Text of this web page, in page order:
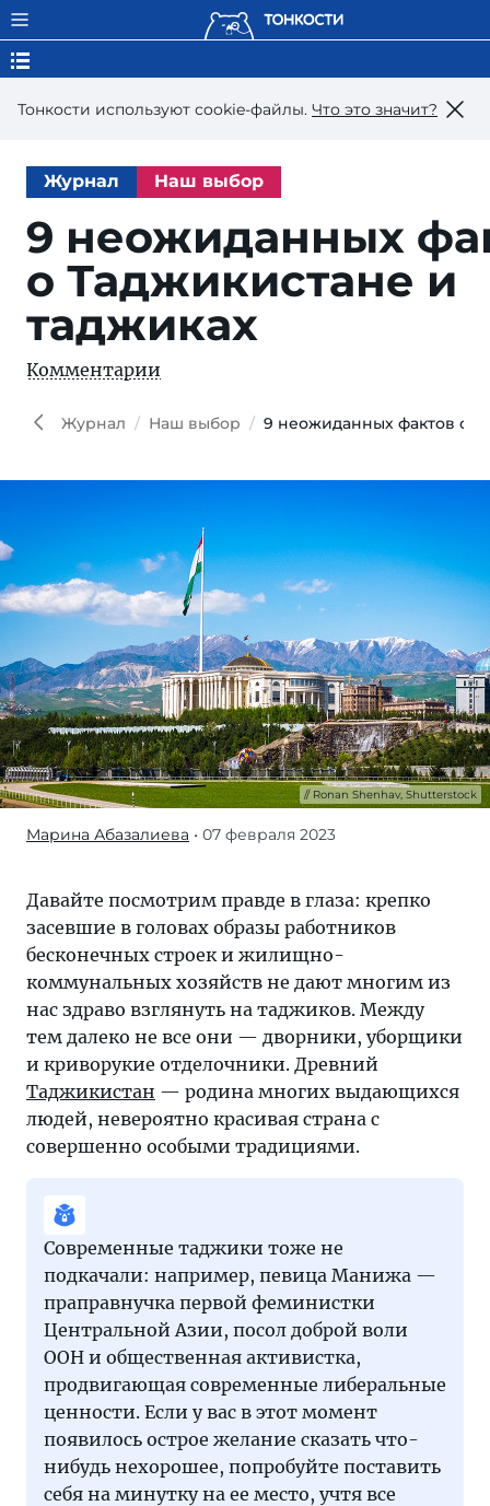
Тонкости используют сookie-файлы. Что это значит?
Журнал Наш выбор
9 неожиданных
о Таджикистане и
таджиках
Комментарии
Журнал Наш выбор 9 неожиданных фактов о
Ronan Shenhav, Shutterstock
Давайте
правде
в
глаза:
крепко
засевшие
в
головах
образы
работников
бесконечных
жилищно-
коммунальных
хозяйств
не
дают
многим
из
нас
здраво
взглянуть
на
Марина Абазалиева • 07 февраля 2023
Давайте посмотрим правде в глаза: крепко
засевшие в головах образы работников
бесконечных строек и жилищно-
коммунальных хозяйств не дают многим из
нас здраво взглянуть на таджиков. Между
тем далеко не все они — дворники, уборщики
и криворукие отделочники. Древний
Таджикистан — родина многих выдающихся
людей, невероятно красивая страна с
совершенно особыми традициями.
Современные таджики тоже не
подкачали: например, певица Манижа —
праправнучка первой феминистки
Центральной Азии, посол доброй воли
ООН и общественная активистка,
продвигающая современные либеральные
ценности. Если у вас в этот момент
появилось острое желание сказать что-
нибудь нехорошее, попробуйте поставить
себя на минутку на ее место, учтя все